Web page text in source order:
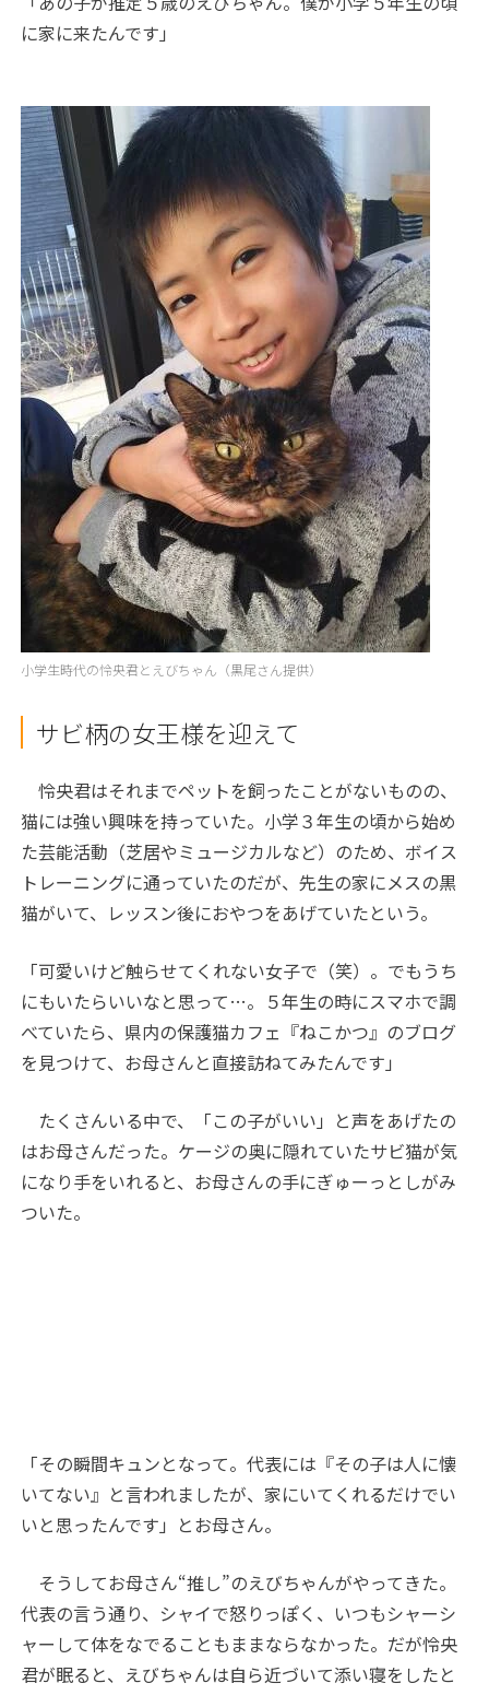
に家に来たんです」
小学生時代の怜央君とえびちゃん（黒尾さん提供）
サビ柄の女王様を迎えて
怜央君はそれまでペットを飼ったことがないものの、
猫には強い興味を持っていた。小学３年生の頃から始め
た芸能活動（芝居やミュージカルなど）のため、ボイス
トレーニングに通っていたのだが、先生の家にメスの黒
猫がいて、レッスン後におやつをあげていたという。
「可愛いけど触らせてくれない女子で（笑）。でもうち
にもいたらいいなと思って…。５年生の時にスマホで調
べていたら、県内の保護猫カフェ『ねこかつ』のブログ
を見つけて、お母さんと直接訪ねてみたんです」
たくさんいる中で、「この子がいい」と声をあげたの
はお母さんだった。ケージの奥に隠れていたサビ猫が気
になり手をいれると、お母さんの手にぎゅーっとしがみ
ついた。
「その瞬間キュンとなって。代表には『その子は人に懐
いてない』と言われましたが、家にいてくれるだけでい
いと思ったんです」とお母さん。
そうしてお母さん“推し”のえびちゃんがやってきた。
代表の言う通り、シャイで怒りっぽく、いつもシャーシ
ャーして体をなでることもままならなかった。だが怜央
君が眠ると、えびちゃんは自ら近づいて添い寝をしたと